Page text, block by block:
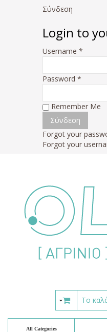
Σύνδεση
Login to
Username *
Password *
Remember Me
Forgot your
Forgot your
Το
All Categories